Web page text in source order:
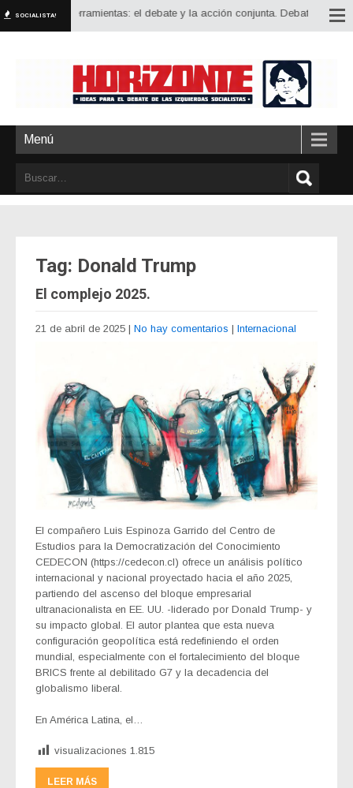
SOCIALISTA!
grandes herramientas: el debate y la acción conjunta. Debatir
Menú
Tag: Donald Trump
El complejo 2025.
21 de abril de 2025 | No hay comentarios | Internacional
El compañero Luis Espinoza Garrido del Centro de
Estudios para la Democratización del Conocimiento
CEDECON (https://cedecon.cl) ofrece un análisis político
internacional y nacional proyectado hacia el año 2025,
partiendo del ascenso del bloque empresarial
ultranacionalista en EE. UU. -liderado por Donald Trump- y
su impacto global. El autor plantea que esta nueva
configuración geopolítica está redefiniendo el orden
mundial, especialmente con el fortalecimiento del bloque
BRICS frente al debilitado G7 y la decadencia del
globalismo liberal.
En América Latina, el…
visualizaciones 1.815
LEER MÁS